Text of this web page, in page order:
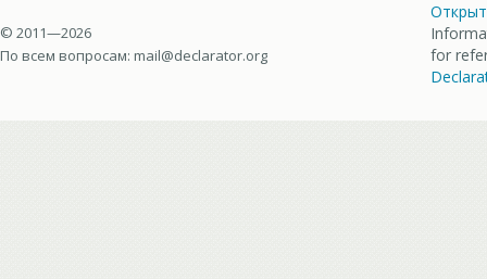
© 2011—2026
По всем вопросам: mail@declarator.org
for